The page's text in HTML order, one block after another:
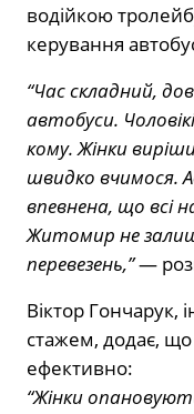
водійкою
керування
“Час складний,
автобуси.
кому. Жінки
швидко вчимося.
впевнена, що всі
Житомир не
перевезень,”—
Віктор Гончарук,
стажем, додає,
ефективно:
“Жінки